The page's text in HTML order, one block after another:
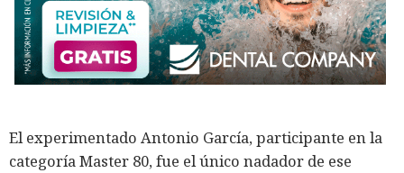
El experimentado Antonio García, participante en la
categoría Master 80, fue el único nadador de ese